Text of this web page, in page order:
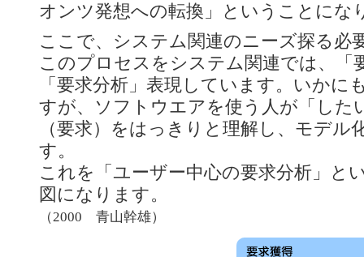
オンツ発想への転換」ということにな
ここで、システム関連のニーズ探る必
このプロセスをシステム関連では、「
「要求分析」表現しています。いかに
すが、ソフトウエアを使う人が「した
（要求）をはっきりと理解し、モデル
す。
これを「ユーザー中心の要求分析」と
図になります。
（2000 青山幹雄）